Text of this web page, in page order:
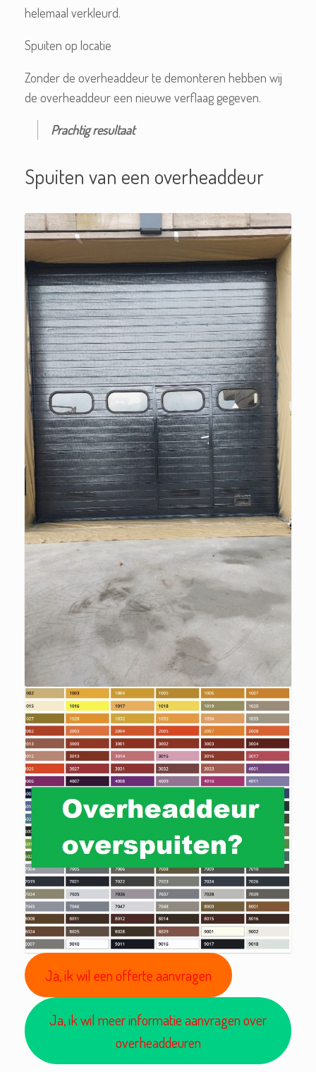
helemaal verkleurd.
Spuiten op locatie
Zonder de overheaddeur te demonteren hebben wij
de overheaddeur een nieuwe verflaag gegeven.
Prachtig resultaat
Spuiten van een overheaddeur
Ja, ik wil een offerte aanvragen
Ja, ik wil meer informatie aanvragen over
overheaddeuren